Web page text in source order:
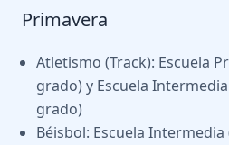
Primavera
Atletismo (Track): Escuela
grado) y Escuela
grado)
Béisbol: Escuela